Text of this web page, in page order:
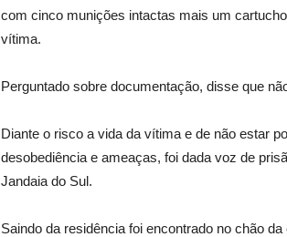
com cinco munições intactas mais um
vítima.
Perguntado sobre documentação, disse que
Diante o risco a vida da vítima e de não estar
desobediência e ameaças, foi dada voz de
Jandaia do Sul.
Saindo da residência foi encontrado no chão